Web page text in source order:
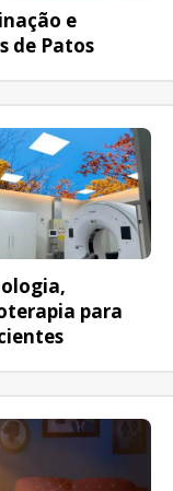
e
de Patos
para